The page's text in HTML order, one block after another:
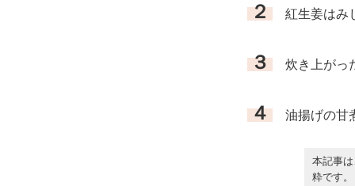
２ 紅生姜はみ
３ 炊き上がっ
４ 油揚げの甘
本記事
粋です。